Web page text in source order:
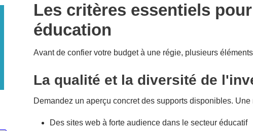
Les critères essentiels
éducation
Avant de confier votre budget à une régie, plusieurs
La qualité et la diversité de
Demandez un aperçu concret des supports disponibles.
Des sites web à forte audience dans le secteur éducatif